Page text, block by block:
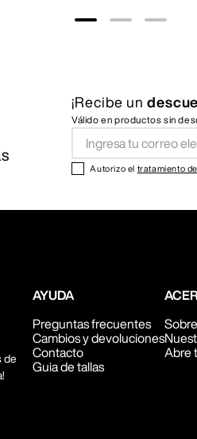
¡Recibe un
Válido en productos sin
Autorizo el tratamiento
de
AYUDA
Preguntas frecuentes
Cambios y devoluciones
Contacto
Guia de tallas
Abre